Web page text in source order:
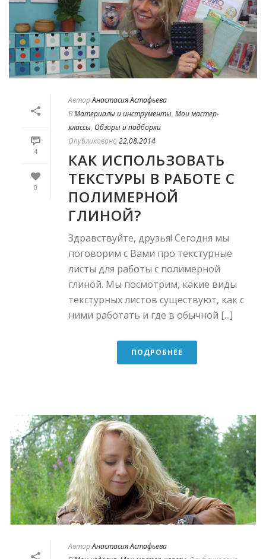
4
0
АвторАнастасия Астафьева
ВМатериалы и инструменты, Мои мастер-
классы, Обзоры и подборки
Опубликовано 22.08.2014
КАК ИСПОЛЬЗОВАТЬ
ТЕКСТУРЫ В РАБОТЕ С
ПОЛИМЕРНОЙ
ГЛИНОЙ?
Здравствуйте, друзья! Сегодня мы
поговорим с Вами про текстурные
листы для работы с полимерной
глиной. Мы посмотрим, какие виды
текстурных листов существуют, как с
ними работать и где в обычной [...]
ПОДРОБНЕЕ
АвторАнастасия Астафьева